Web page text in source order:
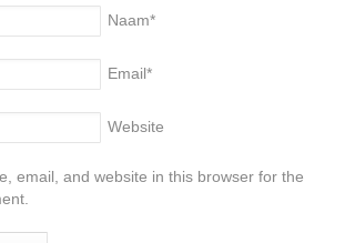
Naam*
Email*
Website
email, and website in this browser for the